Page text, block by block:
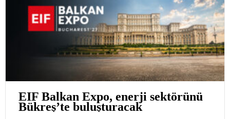
EIF Balkan Expo, enerji sektörünü
Bükreş’te buluşturacak